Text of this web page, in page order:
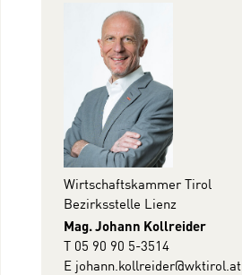
Wirtschaftskammer Tirol
Bezirksstelle Lienz
Mag. Johann Kollreider
T 05 90 90 5-3514
E johann.kollreider@wktirol.at